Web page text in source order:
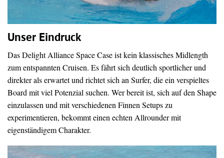
Unser Eindruck
Das Delight Alliance Space Case ist kein klassisches Midlength
zum entspannten Cruisen. Es fährt sich deutlich sportlicher und
direkter als erwartet und richtet sich an Surfer, die ein verspieltes
Board mit viel Potenzial suchen. Wer bereit ist, sich auf den Shape
einzulassen und mit verschiedenen Finnen Setups zu
experimentieren, bekommt einen echten Allrounder mit
eigenständigem Charakter.